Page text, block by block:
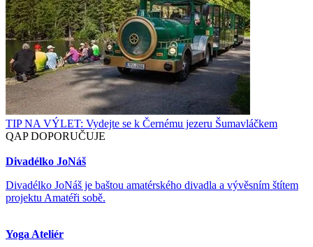
TIP NA VÝLET: Vydejte se k Černému jezeru Šumavláčkem
QAP DOPORUČUJE
Divadélko JoNáš
Divadélko JoNáš je baštou amatérského divadla a vývěsním štítem
projektu Amatéři sobě.
Yoga Ateliér